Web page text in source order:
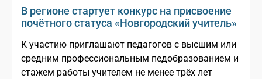
В регионе стартует конкурс на присвоение
почётного статуса «Новгородский учитель»
К участию приглашают педагогов с высшим или
средним профессиональным педобразованием и
стажем работы учителем не менее трёх лет